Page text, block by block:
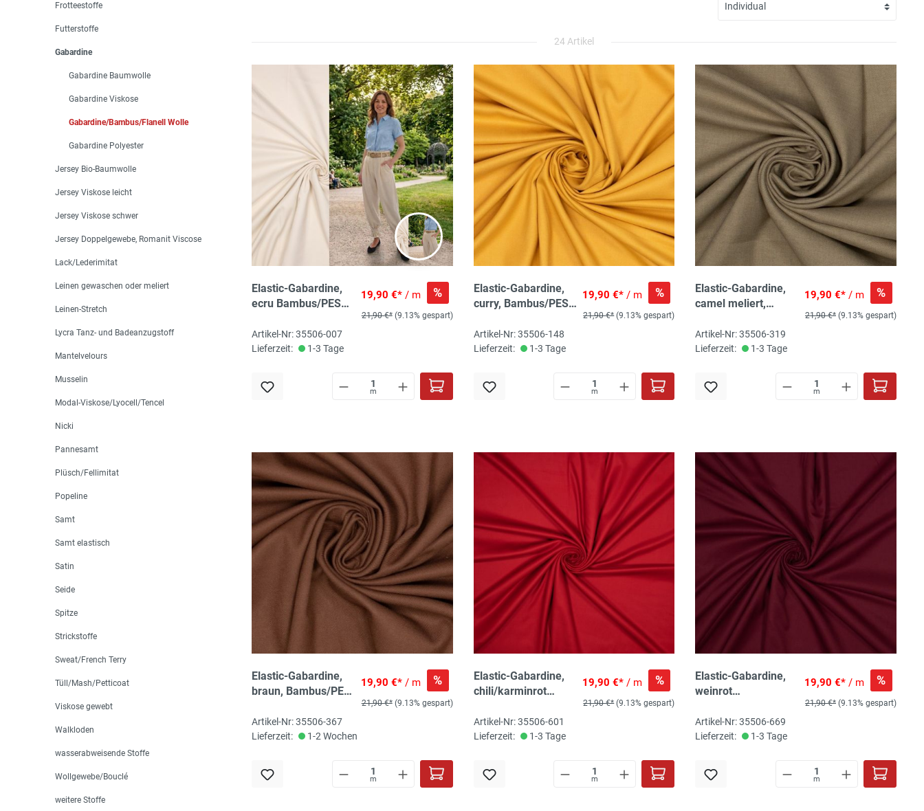
Frotteestoffe
Futterstoffe
Gabardine
Gabardine Baumwolle
Gabardine Viskose
Gabardine/Bambus/Flanell Wolle
Gabardine Polyester
Jersey Bio-Baumwolle
Jersey Viskose leicht
Jersey Viskose schwer
Jersey Doppelgewebe, Romanit Viscose
Lack/Lederimitat
Leinen gewaschen oder meliert
Leinen-Stretch
Lycra Tanz- und Badeanzugstoff
Mantelvelours
Musselin
Modal-Viskose/Lyocell/Tencel
Nicki
Pannesamt
Plüsch/Fellimitat
Popeline
Samt
Samt elastisch
Satin
Seide
Spitze
Strickstoffe
Sweat/French Terry
Tüll/Mash/Petticoat
Viskose gewebt
Walkloden
wasserabweisende Stoffe
Wollgewebe/Bouclé
weitere Stoffe
24 Artikel
Elastic-Gabardine,
ecru Bambus/PES
cm, 230 gr/m2,
345g/lfm, ökoTex-
19,90 €*/ m %
21,90 €* (9.13% gespart)
Artikel-Nr: 35506-007
Lieferzeit:
1-3 Tage
m
Elastic-Gabardine,
curry, Bambus/PES
cm, 230 gr/m2,
345g/lfm, ökoTex-
19,90 €* / m %
21,90 €* (9.13% gespart)
Artikel-Nr: 35506-148
Lieferzeit:
1-3 Tage
m
Elastic-Gabardine,
camel meliert,
recycled/Lycra, 150
cm, 230 gr/m2,
zertifiziert
19,90 €*/ m %
21,90 €* (9.13% gespart)
Artikel-Nr: 35506-319
Lieferzeit:
1-3 Tage
m
Elastic-Gabardine,
braun, Bambus/PES
cm, 230 gr/m2,
345g/lfm, ökoTex-
19,90 €*/ m %
21,90 €* (9.13% gespart)
Artikel-Nr: 35506-367
Lieferzeit:
1-2 Wochen
m
Elastic-Gabardine,
chili/karminrot
recycled/Lycra, 150
cm, 230 gr/m2,
zertifiziert
19,90 €* / m %
21,90 €* (9.13% gespart)
Artikel-Nr: 35506-601
Lieferzeit:
1-3 Tage
m
Elastic-Gabardine,
weinrot
recycled/Lycra, 150
cm, 230 gr/m2,
zertifiziert
19,90 €*/ m %
21,90 €* (9.13% gespart)
Artikel-Nr: 35506-669
Lieferzeit:
1-3 Tage
m